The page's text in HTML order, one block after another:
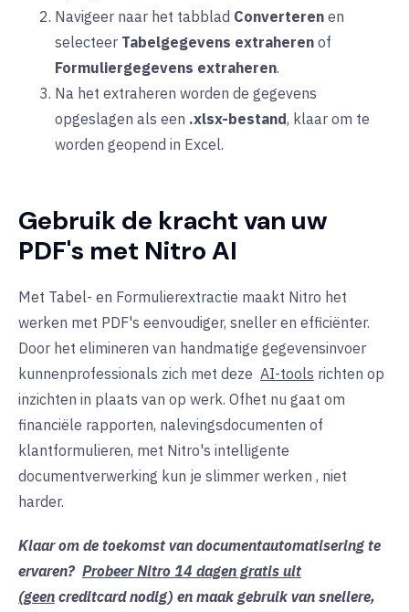
Navigeer naar het tabblad Converteren en
selecteer Tabelgegevens extraheren of
Formuliergegevens extraheren.
Na het extraheren worden de gegevens
opgeslagen als een .xlsx-bestand, klaar om te
worden geopend in Excel.
Gebruik de kracht van uw
PDF's met Nitro AI
Met Tabel- en Formulierextractie maakt Nitro het
werken met PDF's eenvoudiger, sneller en efficiënter.
Door het elimineren van handmatige gegevensinvoer
kunnenprofessionals zich met deze AI-tools richten op
inzichten in plaats van op werk. Of het nu gaat om
financiële rapporten, nalevingsdocumenten of
klantformulieren, met Nitro's intelligente
documentverwerking kun je slimmer werken , niet
harder.
Klaar om de toekomst van documentautomatisering te
ervaren? Probeer Nitro 14 dagen gratis uit
(geen creditcard nodig) en maak gebruik van snellere,